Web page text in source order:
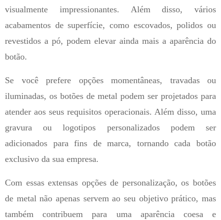
visualmente impressionantes. Além disso, vários
acabamentos de superfície, como escovados, polidos ou
revestidos a pó, podem elevar ainda mais a aparência do
botão.
Se você prefere opções momentâneas, travadas ou
iluminadas, os botões de metal podem ser projetados para
atender aos seus requisitos operacionais. Além disso, uma
gravura ou logotipos personalizados podem ser
adicionados para fins de marca, tornando cada botão
exclusivo da sua empresa.
Com essas extensas opções de personalização, os botões
de metal não apenas servem ao seu objetivo prático, mas
também contribuem para uma aparência coesa e